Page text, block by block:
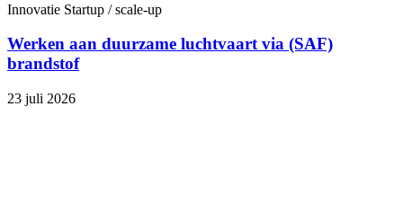
Innovatie Startup / scale-up
Werken aan duurzame luchtvaart via (SAF)
brandstof
23 juli 2026